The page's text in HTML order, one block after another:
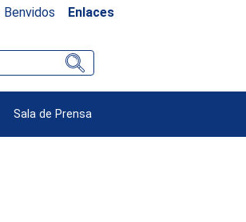
Benvidos Enlaces
Sala de Prensa